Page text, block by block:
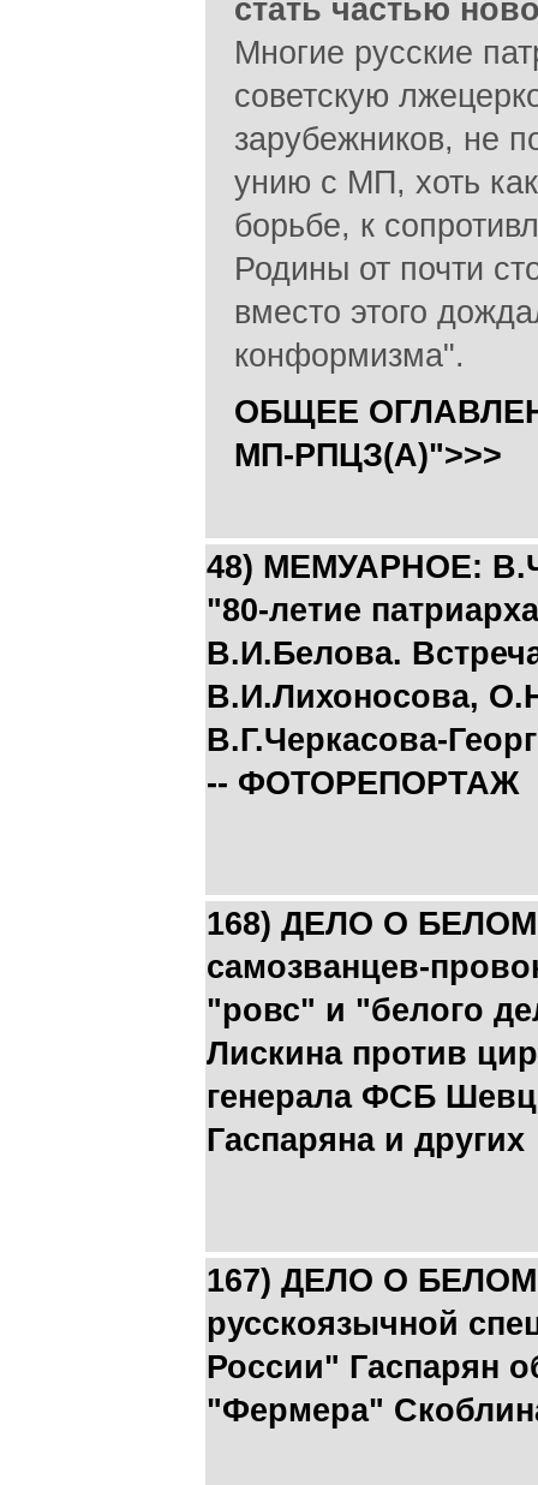
стать частью
Многие русские
советскую
зарубежников, не
унию с МП, хоть
борьбе, к
Родины от почти
вместо этого
конформизма".
ОБЩЕЕ
МП-РПЦЗ(А)">>>
48) МЕМУАРНОЕ:
"80-летие
В.И.Белова.
В.И.Лихоносова,
В.Г.Черкасова-
-- ФОТОРЕПОРТАЖ
168) ДЕЛО О БЕЛОМ
самозванцев-
"ровс" и "белого
Лискина против
генерала ФСБ
Гаспаряна и других
167) ДЕЛО О БЕЛОМ
русскоязычной
России" Гаспарян
"Фермера"